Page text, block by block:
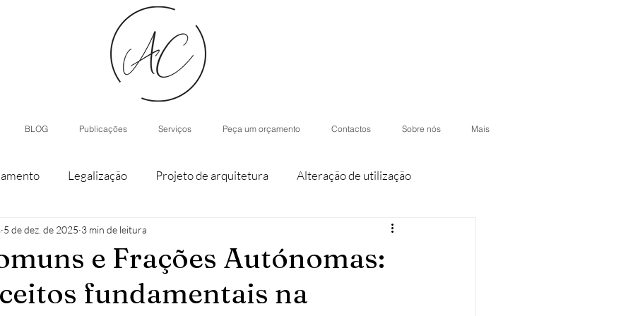
BLOG Publicações Serviços Peça um orçamento Contactos Sobre nós Mais
Legalização Projeto de arquitetura Alteração de utilização
de parcela Agroturismo Condomínios
Casas modulares Inteligência Artificial
e Frações Autónomas:
fundamentais na
5 de dez. de 2025 3 min de leitura